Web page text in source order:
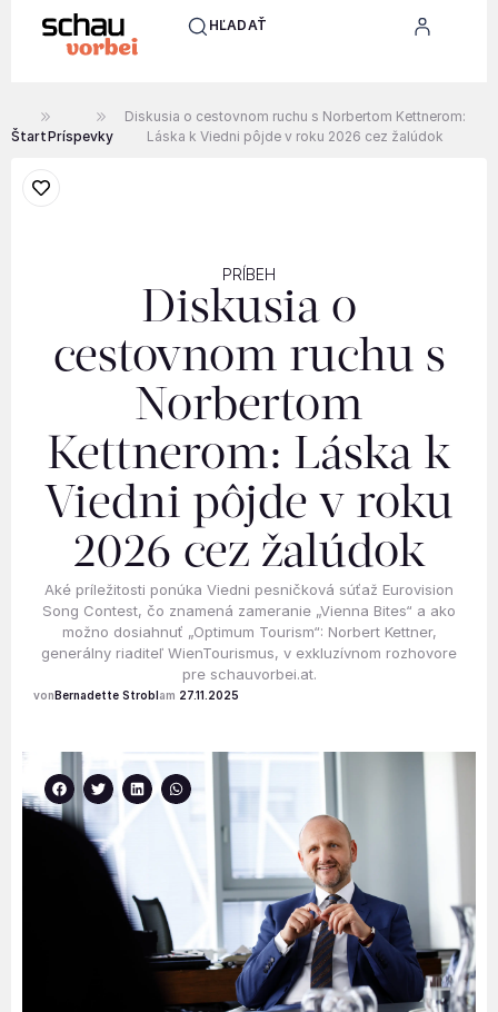
HĽADAŤ
ŠtartPríspevky
Diskusia o cestovnom ruchu s Norbertom Kettnerom:
Láska k Viedni pôjde v roku 2026 cez žalúdok
PRÍBEH
Diskusia o
cestovnom ruchu s
Norbertom
Kettnerom: Láska k
Viedni pôjde v roku
2026 cez žalúdok
Aké príležitosti ponúka Viedni pesničková súťaž Eurovision
Song Contest, čo znamená zameranie „Vienna Bites“ a ako
možno dosiahnuť „Optimum Tourism“: Norbert Kettner,
generálny riaditeľ WienTourismus, v exkluzívnom rozhovore
pre schauvorbei.at.
Bernadette Strobl 27.11.2025